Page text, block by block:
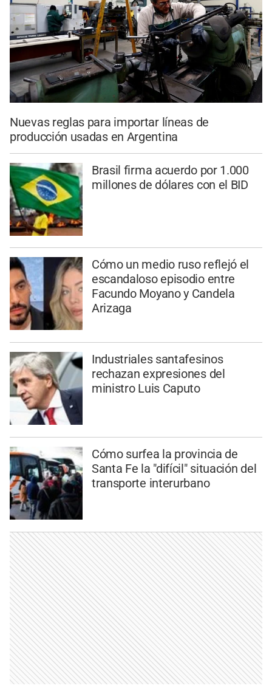
Nuevas reglas para importar líneas de
producción usadas en Argentina
Brasil firma acuerdo por 1.000
millones de dólares con el BID
Cómo un medio ruso reflejó el
escandaloso episodio entre
Facundo Moyano y Candela
Arizaga
Industriales santafesinos
rechazan expresiones del
ministro Luis Caputo
Cómo surfea la provincia de
Santa Fe la "difícil" situación del
transporte interurbano